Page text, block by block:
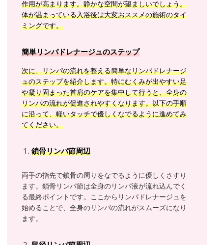
作用が高まります。静かな空間が望ましいでしょう。
体が温まっている入浴後は大変おススメの施術のタイ
ミングです。
簡単リンパドレナージュのステップ
次に、リンパの流れを整える簡単なリンパドレナージ
ュのステップを紹介します。特にむくみが出やすい足
や凝り固まった首肩のケアを集中して行うと、全身の
リンパの流れが促進されやすくなります。以下の手順
に沿って、軽いタッチで優しくなでるように進めてみ
てください。
鎖骨リンパ節周辺
両手の指先で鎖骨の周りをなでるように優しくさすり
ます。鎖骨リンパ節は全身のリンパ液が流れ込んでく
る最終ポイントです。ここからリンパドレナージュを
始めることで、全身のリンパの流れがスムーズになり
ます。